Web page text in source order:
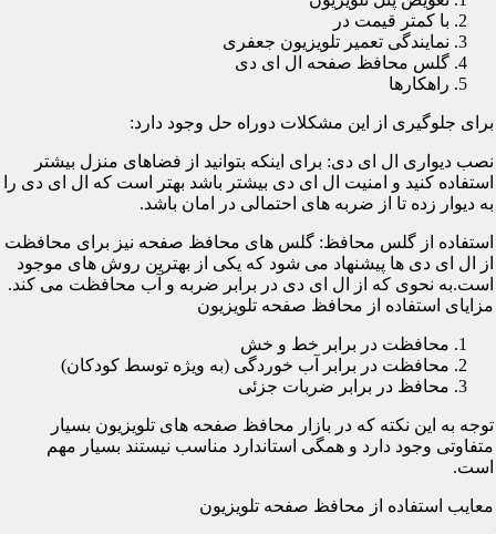
با کمتر قیمت در
نمایندگی تعمیر تلویزیون جعفری
گلس محافظ صفحه ال ای دی
راهکارها
برای جلوگیری از این مشکلات دوراه حل وجود دارد:
نصب دیواری ال ای دی: برای اینکه بتوانید از فضاهای منزل بیشتر
استفاده کنید و امنیت ال ای دی بیشتر باشد بهتر است که ال ای دی را
به دیوار زده تا از ضربه های احتمالی در امان باشد.
استفاده از گلس محافظ: گلس های محافظ صفحه نیز برای محافظت
از ال ای دی ها پیشنهاد می شود که یکی از بهترین روش های موجود
است.به نحوی که از ال ای دی در برابر ضربه و آب محافظت می کند.
مزایای استفاده از محافظ صفحه تلویزیون
محافظت در برابر خط و خش
محافظت در برابر آب خوردگی (به ویژه توسط کودکان)
محافظ در برابر ضربات جزئی
توجه به این نکته که در بازار محافظ صفحه های تلویزیون بسیار
متفاوتی وجود دارد و همگی استاندارد مناسب نیستند بسیار مهم
است.
معایب استفاده از محافظ صفحه تلویزیون